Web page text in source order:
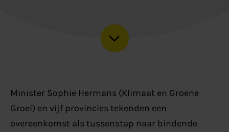
Minister Sophie Hermans (Klimaat en Groene
Groei) en vijf provincies tekenden een
overeenkomst als tussenstap naar bindende